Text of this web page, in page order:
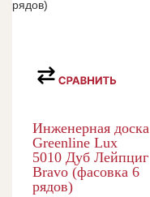
Инженерная доска
Greenline Lux
5010 Дуб Лейпциг
Bravo (фасовка 6
рядов)